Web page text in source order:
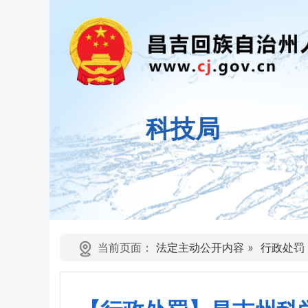
科技局
当前页面： 法定主动公开内容 » 行政处罚